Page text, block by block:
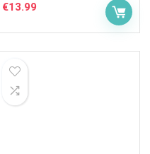
€13.99